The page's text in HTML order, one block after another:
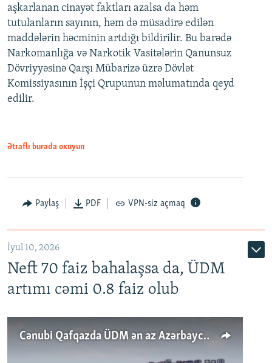
aşkarlanan cinayət faktları azalsa da həm
tutulanların sayının, həm də müsadirə edilən
maddələrin həcminin artdığı bildirilir. Bu barədə
Narkomanlığa və Narkotik Vasitələrin Qanunsuz
Dövriyyəsinə Qarşı Mübarizə üzrə Dövlət
Komissiyasının İşçi Qrupunun məlumatında qeyd
edilir.
Ətraflı burada oxuyun
Paylaş PDF VPN-siz açmaq
İyul 10, 2026
Neft 70 faiz bahalaşsa da, ÜDM
artımı cəmi 0.8 faiz olub
Cənubi Qafqazda ÜDM ən az Azərbaycanda artır: Qonşuları niyə Bakını qabaqlaya bilir?